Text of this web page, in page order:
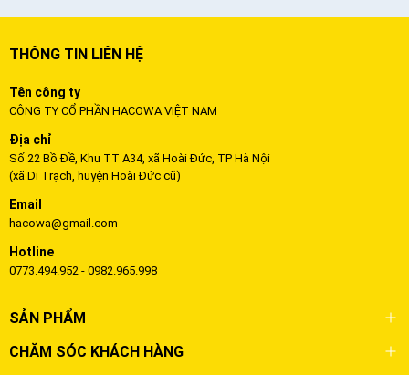
THÔNG TIN LIÊN HỆ
Tên công ty
CÔNG TY CỔ PHẦN HACOWA VIỆT NAM
Địa chỉ
Số 22 Bồ Đề, Khu TT A34, xã Hoài Đức, TP Hà Nội
(xã Di Trạch, huyện Hoài Đức cũ)
Email
hacowa@gmail.com
Hotline
0773.494.952 - 0982.965.998
SẢN PHẨM
CHĂM SÓC KHÁCH HÀNG